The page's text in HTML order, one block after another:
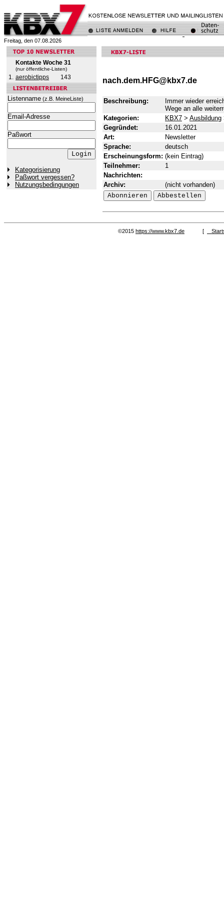
Freitag, den 07.08.2026
Kontakte Woche 31
(nur öffentliche-Listen)
1. aerobictipps 143
Listenname (z.B. MeineListe)
Email-Adresse
Paßwort
Kategorisierung
Paßwort vergessen?
Nutzungsbedingungen
nach.dem.HFG@kbx7.de
Beschreibung:
Immer wieder
Wege an alle
Kategorien:
KBX7 > Ausbildung
Gegründet:
16.01.2021
Art:
Newsletter
Sprache:
deutsch
Erscheinungsform: (kein Eintrag)
Teilnehmer:
1
Nachrichten:
Archiv:
(nicht vorhanden)
©2015 https://www.kbx7.de [